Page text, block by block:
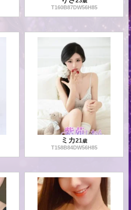
T160B87DW56H85
ミカ21歳
T158B84DW56H85